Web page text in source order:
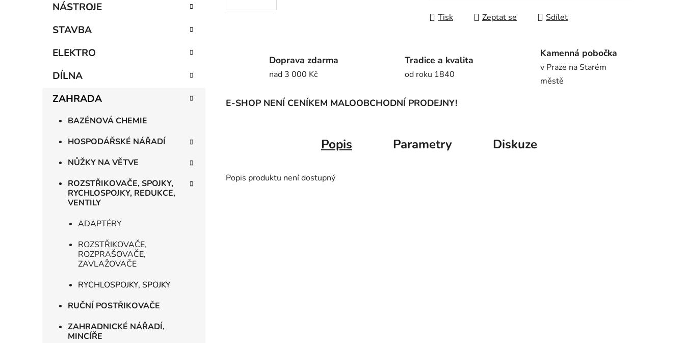
NÁSTROJE
STAVBA
ELEKTRO
DÍLNA
ZAHRADA
BAZÉNOVÁ CHEMIE
HOSPODÁŘSKÉ NÁŘADÍ
NŮŽKY NA VĚTVE
ROZSTŘIKOVAČE, SPOJKY,
RYCHLOSPOJKY, REDUKCE,
VENTILY
ADAPTÉRY
ROZSTŘIKOVAČE,
ROZPRAŠOVAČE,
ZAVLAŽOVAČE
RYCHLOSPOJKY, SPOJKY
RUČNÍ POSTŘIKOVAČE
ZAHRADNICKÉ NÁŘADÍ,
MINCÍŘE
Tisk
Zeptat se Sdílet
Doprava zdarma
nad 3 000 Kč
Tradice a kvalita
od roku 1840
Kamenná pobočka
v Praze na Starém
městě
E-SHOP NENÍ CENÍKEM MALOOBCHODNÍ PRODEJNY!
Popis Parametry Diskuze
Popis produktu není dostupný